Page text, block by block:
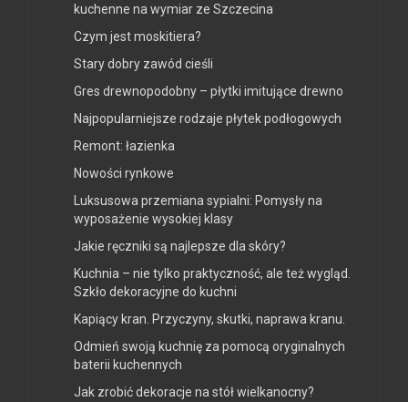
kuchenne na wymiar ze Szczecina
Czym jest moskitiera?
Stary dobry zawód cieśli
Gres drewnopodobny – płytki imitujące drewno
Najpopularniejsze rodzaje płytek podłogowych
Remont: łazienka
Nowości rynkowe
Luksusowa przemiana sypialni: Pomysły na
wyposażenie wysokiej klasy
Jakie ręczniki są najlepsze dla skóry?
Kuchnia – nie tylko praktyczność, ale też wygląd.
Szkło dekoracyjne do kuchni
Kapiący kran. Przyczyny, skutki, naprawa kranu.
Odmień swoją kuchnię za pomocą oryginalnych
baterii kuchennych
Jak zrobić dekoracje na stół wielkanocny?